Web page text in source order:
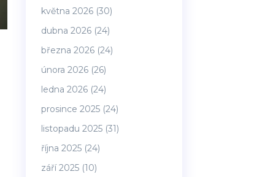
května 2026 (30)
dubna 2026 (24)
března 2026 (24)
února 2026 (26)
ledna 2026 (24)
prosince 2025 (24)
listopadu 2025 (31)
října 2025 (24)
září 2025 (10)